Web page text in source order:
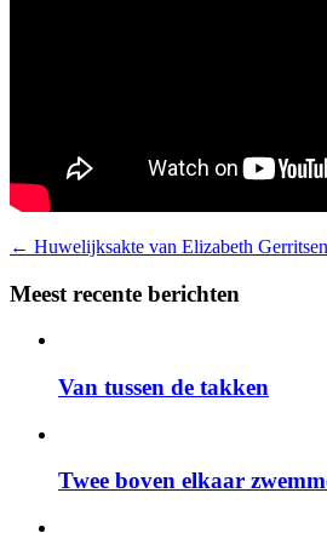
← Huwelijksakte van Elizabeth
Meest recente berichten
Van tussen de takken
Twee boven elkaar